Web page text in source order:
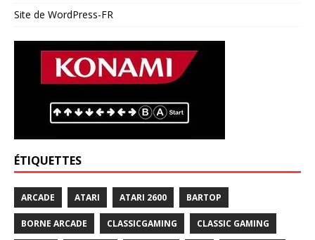
Site de WordPress-FR
ÉTIQUETTES
ARCADE ATARI ATARI 2600 BARTOP
BORNE ARCADE CLASSICGAMING CLASSIC GAMING